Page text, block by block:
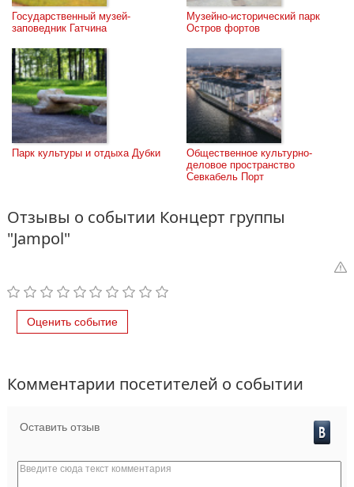
Государственный музей-
заповедник Гатчина
Музейно-исторический парк
Остров фортов
Парк культуры и отдыха Дубки
Общественное культурно-
деловое пространство
Севкабель Порт
Отзывы о событии Концерт группы
"Jampol"
Оценить событие
Комментарии посетителей о событии
Оставить отзыв